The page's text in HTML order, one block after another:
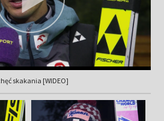
skakania [WIDEO]